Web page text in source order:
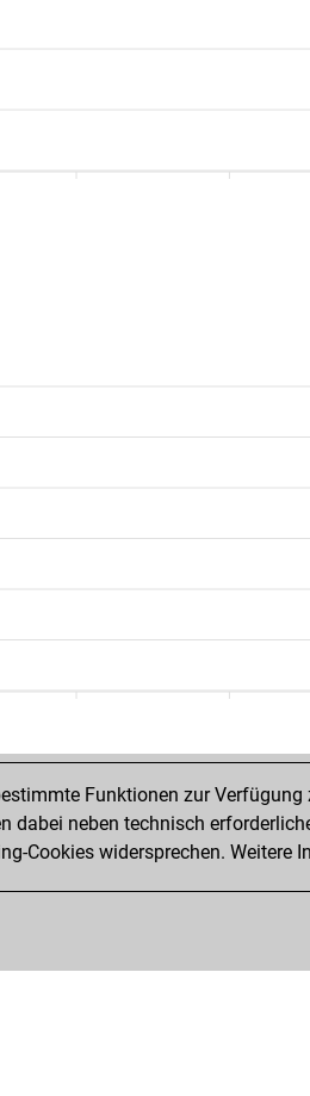
Funktionen zur
neben technisch
Cookies widersprechen. Weitere